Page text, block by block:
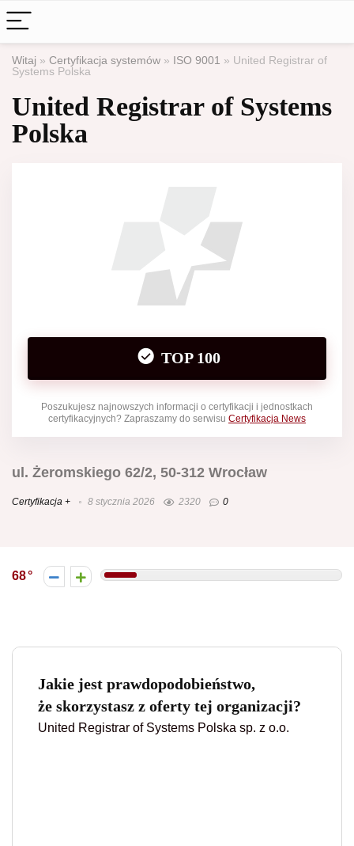
Witaj » Certyfikacja systemów » ISO 9001 » United Registrar of
Systems Polska
United Registrar of Systems
Polska
TOP 100
Poszukujesz najnowszych informacji o certyfikacji i jednostkach
certyfikacyjnych? Zapraszamy do serwisu Certyfikacja News
ul. Żeromskiego 62/2, 50-312 Wrocław
Certyfikacja + 8 stycznia 2026 2320 0
68
Jakie jest prawdopodobieństwo,
że skorzystasz z oferty tej organizacji?
United Registrar of Systems Polska sp. z o.o.